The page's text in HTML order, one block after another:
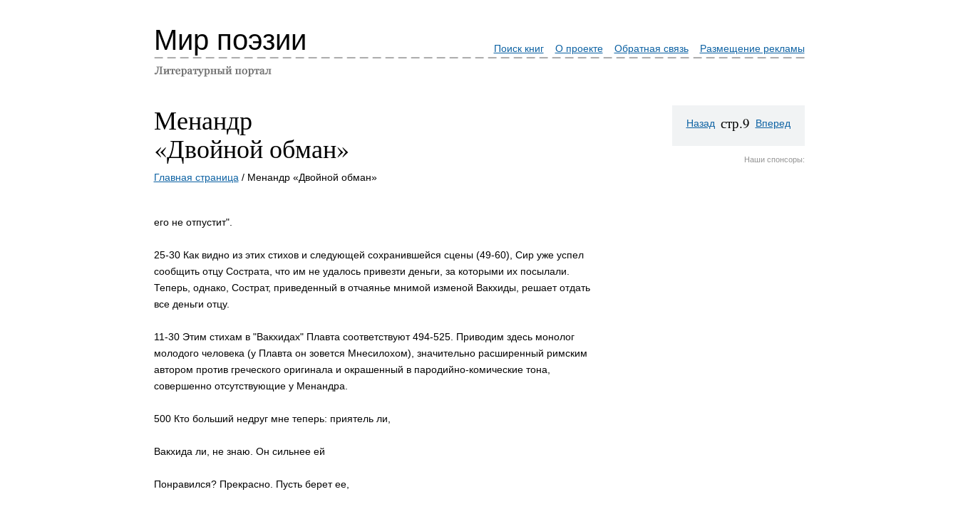
Мир поэзии Поиск книг О проекте Обратная связь Размещение рекламы
Менандр
«Двойной обман»
Главная страница / Менандр «Двойной обман»
его не отпустит".
25-30 Как видно из этих стихов и следующей сохранившейся сцены (49-60), Сир уже успел
сообщить отцу Сострата, что им не удалось привезти деньги, за которыми их посылали.
Теперь, однако, Сострат, приведенный в отчаянье мнимой изменой Вакхиды, решает отдать
все деньги отцу.
11-30 Этим стихам в "Вакхидах" Плавта соответствуют 494-525. Приводим здесь монолог
молодого человека (у Плавта он зовется Мнесилохом), значительно расширенный римским
автором против греческого оригинала и окрашенный в пародийно-комические тона,
совершенно отсутствующие у Менандра.
500 Кто больший недруг мне теперь: приятель ли,
Вакхида ли, не знаю. Он сильнее ей
Понравился? Прекрасно. Пусть берет ее,
Назад стр.9 Вперед
Наши спонсоры: